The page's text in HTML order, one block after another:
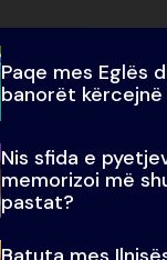
Paqe mes Eglës
banorët kërcejnë
Nis sfida e
memorizoi më
pastat?